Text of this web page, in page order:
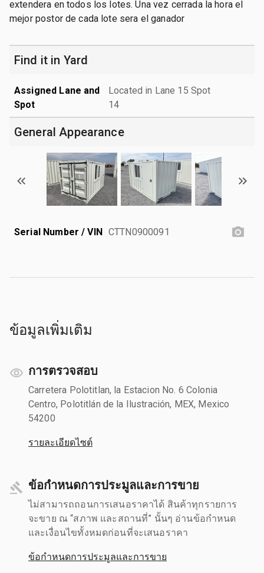
extendera en todos los lotes. Una vez cerrada la hora el
mejor postor de cada lote sera el ganador
Find it in Yard
Assigned Lane and
Spot
Located in Lane 15 Spot
14
General Appearance
Serial Number / VIN CTTN0900091
ข้อมูลเพิ่มเติม
การตรวจสอบ
Carretera Polotitlan, la Estacion No. 6 Colonia
Centro, Polotitlán de la Ilustración, MEX, Mexico
54200
รายละเอียดไซต์
ข้อกำหนดการประมูลและการขาย
ไม่สามารถถอนการเสนอราคาได้ สินค้าทุกรายการ
จะขาย ณ “สภาพ และสถานที่” นั้นๆ อ่านข้อกำหนด
และเงื่อนไขทั้งหมดก่อนที่จะเสนอราคา
ข้อกำหนดการประมูลและการขาย